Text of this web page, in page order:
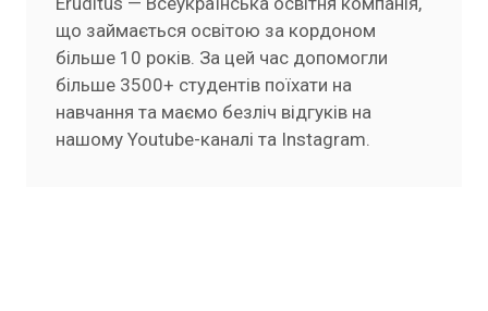
що займається освітою за кордоном
більше 10 років. За цей час допомогли
більше 3500+ студентів поїхати на
навчання та маємо безліч відгуків на
нашому Youtube-каналі та Instagram.